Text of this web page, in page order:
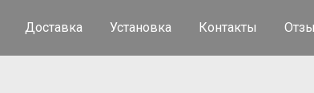
Доставка Установка Контакты